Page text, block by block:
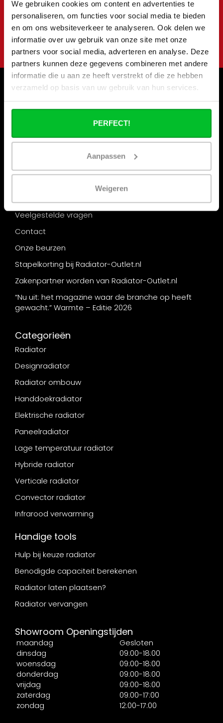
We gebruiken cookies om content en advertenties te
personaliseren, om functies voor social media te bieden
en om ons websiteverkeer te analyseren. Ook delen we
informatie over uw gebruik van onze site met onze
partners voor social media, adverteren en analyse. Deze
partners kunnen deze gegevens combineren met andere
informatie die u aan ze heeft verstrekt of die ze hebben
verzameld op basis van uw gebruik van hun services.
PERFECT!
Aanpassen
Weigeren
aanbiedingen
Abonneer
Informatie
Veelgestelde vragen
Contact
Onze beurzen
Stapelkorting bij Radiator-Outlet.nl
Zakenpartner worden van Radiator-Outlet.nl
“Nu uit: het magazine waar de branche op heeft
gewacht.” Warmte – Editie 2026
Categorieën
Radiator
Designradiator
Radiator ombouw
Handdoekradiator
Elektrische radiator
Paneelradiator
Lage temperatuur radiator
Hybride radiator
Verticale radiator
Convector radiator
Infrarood verwarming
Handige tools
Hulp bij keuze radiator
Benodigde capaciteit berekenen
Radiator laten plaatsen?
Radiator vervangen
Showroom Openingstijden
maandag
Gesloten
dinsdag
09:00-18:00
woensdag
09:00-18:00
donderdag
09:00-18:00
vrijdag
09:00-18:00
zaterdag
09:00-17:00
zondag
12:00-17:00